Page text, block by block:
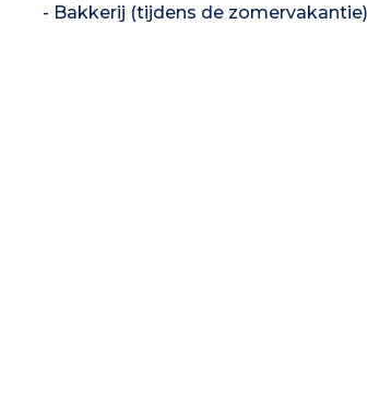
- Bakkerij (tijdens de zomervakantie)